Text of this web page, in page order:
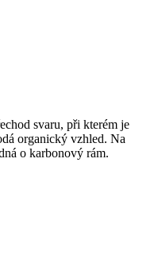
svaru, při kterém je
organický vzhled. Na
o karbonový rám.